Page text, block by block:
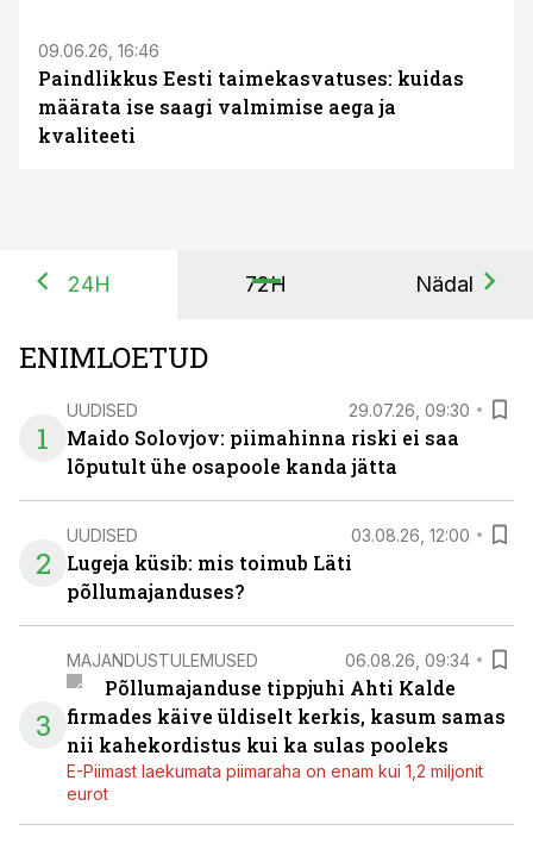
09.06.26, 16:46
Paindlikkus Eesti taimekasvatuses: kuidas
määrata ise saagi valmimise aega ja
kvaliteeti
24H 72H Nädal
ENIMLOETUD
1
UUDISED 29.07.26, 09:30
Maido Solovjov: piimahinna riski ei saa
lõputult ühe osapoole kanda jätta
2
UUDISED 03.08.26, 12:00
Lugeja küsib: mis toimub Läti
põllumajanduses?
3
MAJANDUSTULEMUSED 06.08.26, 09:34
Põllumajanduse tippjuhi Ahti Kalde
firmades käive üldiselt kerkis, kasum samas
nii kahekordistus kui ka sulas pooleks
E-Piimast laekumata piimaraha on enam kui 1,2 miljonit
eurot